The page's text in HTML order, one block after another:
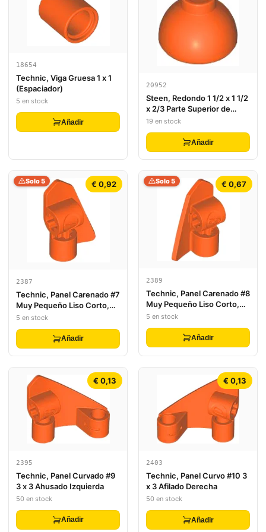
18654
Technic, Viga Gruesa 1 x 1
(Espaciador)
5 en stock
Añadir
20952
Steen, Redondo 1 1/2 x 1 1/2
x 2/3 Parte Superior de
Domo
19 en stock
Añadir
€ 0,92
Solo 5
2387
Technic, Panel Carenado #7
Muy Pequeño Liso Corto,
Lado A
5 en stock
Añadir
€ 0,67
Solo 5
2389
Technic, Panel Carenado #8
Muy Pequeño Liso Corto,
Lado B
5 en stock
Añadir
€ 0,13
2395
Technic, Panel Curvado #9
3 x 3 Ahusado Izquierda
50 en stock
Añadir
€ 0,13
2403
Technic, Panel Curvo #10 3
x 3 Afilado Derecha
50 en stock
Añadir